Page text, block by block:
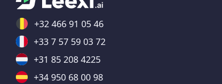
+32 466 91 05 46
+33 7 57 59 03 72
+31 85 208 4225
+34 950 68 00 98